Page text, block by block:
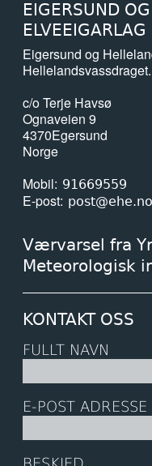
EIGERSUND
ELVEEIGARLAG
Eigersund og
Hellelandsvassdraget.
c/o Terje Havsø
Ognaveien 9
4370Egersund
Norge
Mobil
91669559
E-post post@ehe.no
Værvarsel fra
Meteorologisk
KONTAKT OSS
FULLT NAVN
E-POST ADRESSE